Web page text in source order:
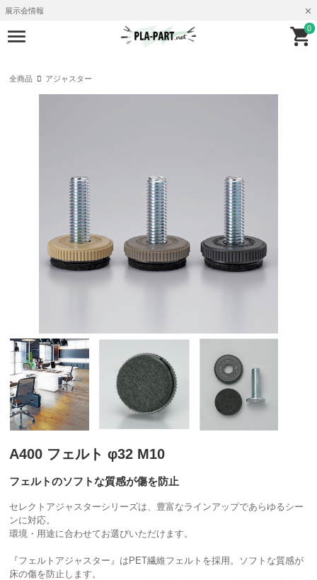
展示会情報
0
全商品 アジャスター
A400 フェルト φ32 M10
フェルトのソフトな質感が傷を防止
セレクトアジャスターシリーズは、豊富なラインアップであらゆるシー
ンに対応。
環境・用途に合わせてお選びいただけます。
『フェルトアジャスター』はPET繊維フェルトを採用。ソフトな質感が
床の傷を防止します。